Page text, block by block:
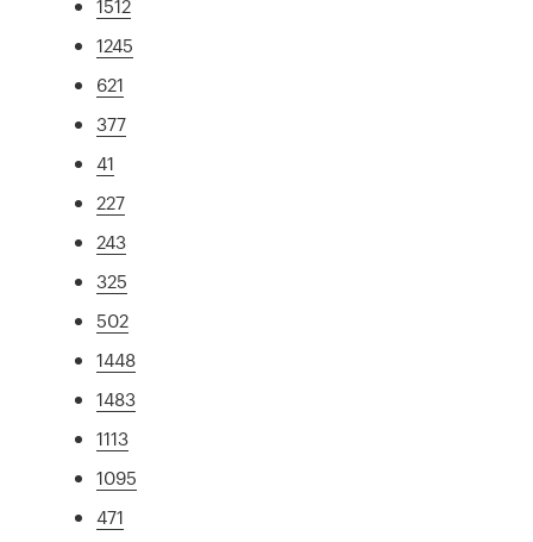
1512
1245
621
377
41
227
243
325
502
1448
1483
1113
1095
471